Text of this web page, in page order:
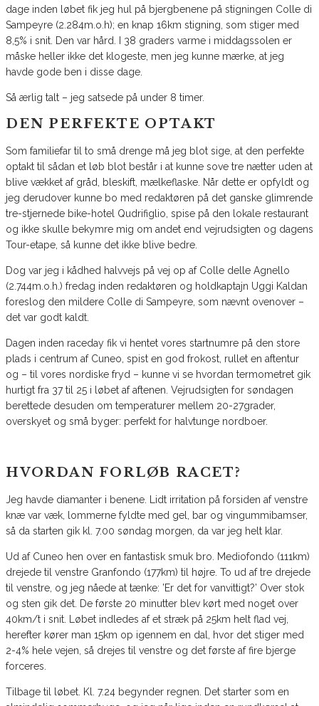
dage inden løbet fik jeg hul på bjergbenene på stigningen Colle di
Sampeyre (2.284m.o.h); en knap 16km stigning, som stiger med
8,5% i snit. Den var hård. I 38 graders varme i middagssolen er
måske heller ikke det klogeste, men jeg kunne mærke, at jeg
havde gode ben i disse dage.
Så ærlig talt – jeg satsede på under 8 timer.
DEN PERFEKTE OPTAKT
Som familiefar til to små drenge må jeg blot sige, at den perfekte
optakt til sådan et løb blot består i at kunne sove tre nætter uden at
blive vækket af gråd, bleskift, mælkeflaske. Når dette er opfyldt og
jeg derudover kunne bo med redaktøren på det ganske glimrende
tre-stjernede bike-hotel Qudrifiglio, spise på den lokale restaurant
og ikke skulle bekymre mig om andet end vejrudsigten og dagens
Tour-etape, så kunne det ikke blive bedre.
Dog var jeg i kådhed halvvejs på vej op af Colle delle Agnello
(2.744m.o.h.) fredag inden redaktøren og holdkaptajn Uggi Kaldan
foreslog den mildere Colle di Sampeyre, som nævnt ovenover –
det var godt kaldt.
Dagen inden raceday fik vi hentet vores startnumre på den store
plads i centrum af Cuneo, spist en god frokost, rullet en aftentur
og – til vores nordiske fryd – kunne vi se hvordan termometret gik
hurtigt fra 37 til 25 i løbet af aftenen. Vejrudsigten for søndagen
berettede desuden om temperaturer mellem 20-27grader,
overskyet og små byger: perfekt for halvtunge nordboer.
HVORDAN FORLØB RACET?
Jeg havde diamanter i benene. Lidt irritation på forsiden af venstre
knæ var væk, lommerne fyldte med gel, bar og vingummibamser,
så da starten gik kl. 7.00 søndag morgen, da var jeg helt klar.
Ud af Cuneo hen over en fantastisk smuk bro. Mediofondo (111km)
drejede til venstre Granfondo (177km) til højre. To ud af tre drejede
til venstre, og jeg nåede at tænke: ’Er det for vanvittigt?’ Over stok
og sten gik det. De første 20 minutter blev kørt med noget over
40km/t i snit. Løbet indledes af et stræk på 25km helt flad vej,
herefter kører man 15km op igennem en dal, hvor det stiger med
2-4% hele vejen, så drejes til venstre og det første af fire bjerge
forceres.
Tilbage til løbet. Kl. 7.24 begynder regnen. Det starter som en